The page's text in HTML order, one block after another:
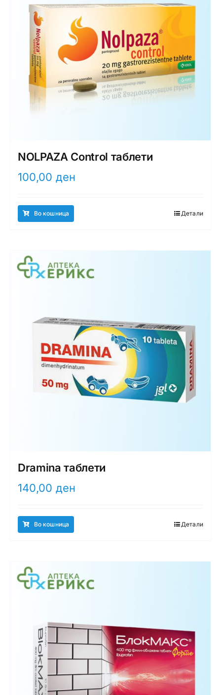
NOLPAZA Control таблети
100,00 ден
Во кошница Детали
Dramina таблети
140,00 ден
Во кошница Детали